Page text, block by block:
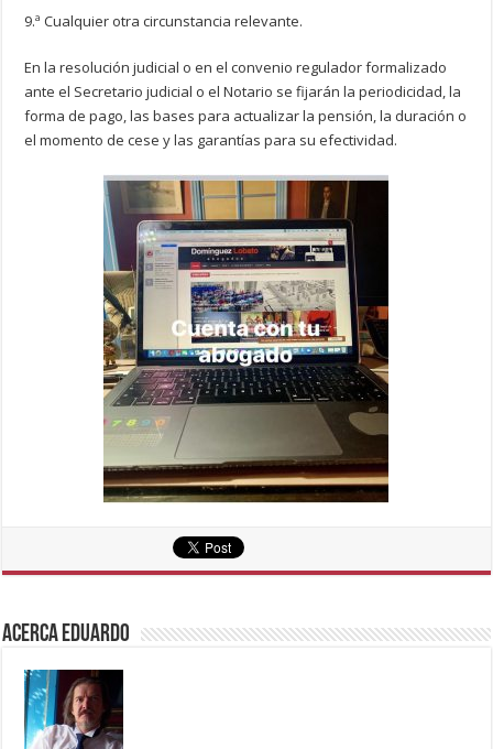
9.ª Cualquier otra circunstancia relevante.
En la resolución judicial o en el convenio regulador formalizado
ante el Secretario judicial o el Notario se fijarán la periodicidad, la
forma de pago, las bases para actualizar la pensión, la duración o
el momento de cese y las garantías para su efectividad.
Acerca eduardo